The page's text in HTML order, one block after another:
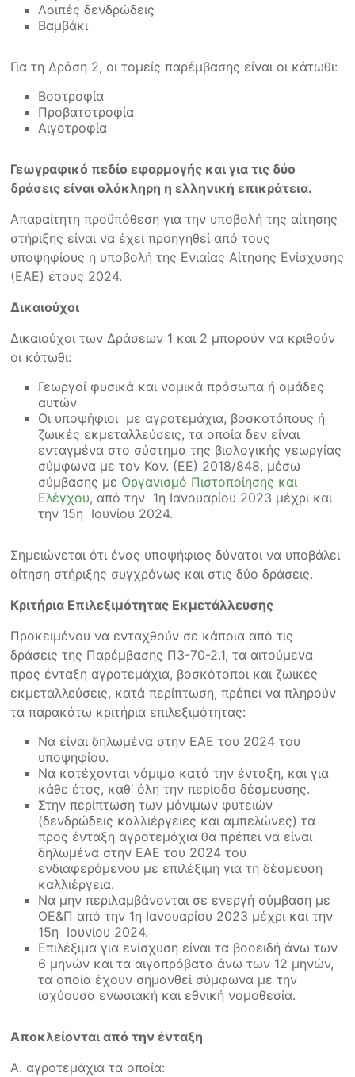
Λοιπές δενδρώδεις
Βαμβάκι
Για τη Δράση 2, οι τομείς παρέμβασης είναι οι κάτωθι:
Βοοτροφία
Προβατοτροφία
Αιγοτροφία
Γεωγραφικό πεδίο εφαρμογής και για τις δύο
δράσεις είναι ολόκληρη η ελληνική επικράτεια.
Απαραίτητη προϋπόθεση για την υποβολή της αίτησης
στήριξης είναι να έχει προηγηθεί από τους
υποψηφίους η υποβολή της Ενιαίας Αίτησης Ενίσχυσης
(ΕΑΕ) έτους 2024.
Δικαιούχοι
Δικαιούχοι των Δράσεων 1 και 2 μπορούν να κριθούν
οι κάτωθι:
Γεωργοί φυσικά και νομικά πρόσωπα ή ομάδες
αυτών
Οι υποψήφιοι με αγροτεμάχια, βοσκοτόπους ή
ζωικές εκμεταλλεύσεις, τα οποία δεν είναι
ενταγμένα στο σύστημα της βιολογικής γεωργίας
σύμφωνα με τον Καν. (ΕΕ) 2018/848, μέσω
σύμβασης με Οργανισμό Πιστοποίησης και
Ελέγχου, από την 1η Ιανουαρίου 2023 μέχρι και
την 15η Ιουνίου 2024.
Σημειώνεται ότι ένας υποψήφιος δύναται να υποβάλει
αίτηση στήριξης συγχρόνως και στις δύο δράσεις.
Κριτήρια Επιλεξιμότητας Εκμετάλλευσης
Προκειμένου να ενταχθούν σε κάποια από τις
δράσεις της Παρέμβασης Π3-70-2.1, τα αιτούμενα
προς ένταξη αγροτεμάχια, βοσκότοποι και ζωικές
εκμεταλλεύσεις, κατά περίπτωση, πρέπει να πληρούν
τα παρακάτω κριτήρια επιλεξιμότητας:
Να είναι δηλωμένα στην ΕΑΕ του 2024 του
υποψηφίου.
Να κατέχονται νόμιμα κατά την ένταξη, και για
κάθε έτος, καθ’ όλη την περίοδο δέσμευσης.
Στην περίπτωση των μόνιμων φυτειών
(δενδρώδεις καλλιέργειες και αμπελώνες) τα
προς ένταξη αγροτεμάχια θα πρέπει να είναι
δηλωμένα στην ΕΑΕ του 2024 του
ενδιαφερόμενου με επιλέξιμη για τη δέσμευση
καλλιέργεια.
Να μην περιλαμβάνονται σε ενεργή σύμβαση με
ΟΕ&Π από την 1η Ιανουαρίου 2023 μέχρι και την
15η Ιουνίου 2024.
Επιλέξιμα για ενίσχυση είναι τα βοοειδή άνω των
6 μηνών και τα αιγοπρόβατα άνω των 12 μηνών,
τα οποία έχουν σημανθεί σύμφωνα με την
ισχύουσα ενωσιακή και εθνική νομοθεσία.
Αποκλείονται από την ένταξη
Α. αγροτεμάχια τα οποία: